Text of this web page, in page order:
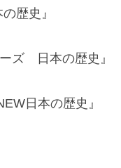
歴史』
ズ 日本の歴史』
日本の歴史』